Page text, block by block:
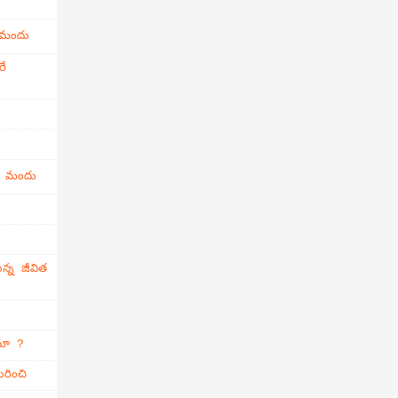
జీవిత
?